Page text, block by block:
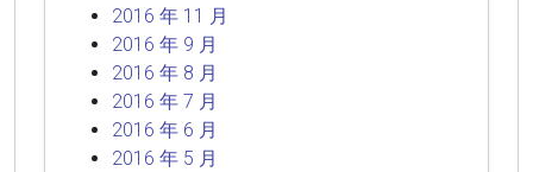
2016 年 11 月
2016 年 9 月
2016 年 8 月
2016 年 7 月
2016 年 6 月
2016 年 5 月